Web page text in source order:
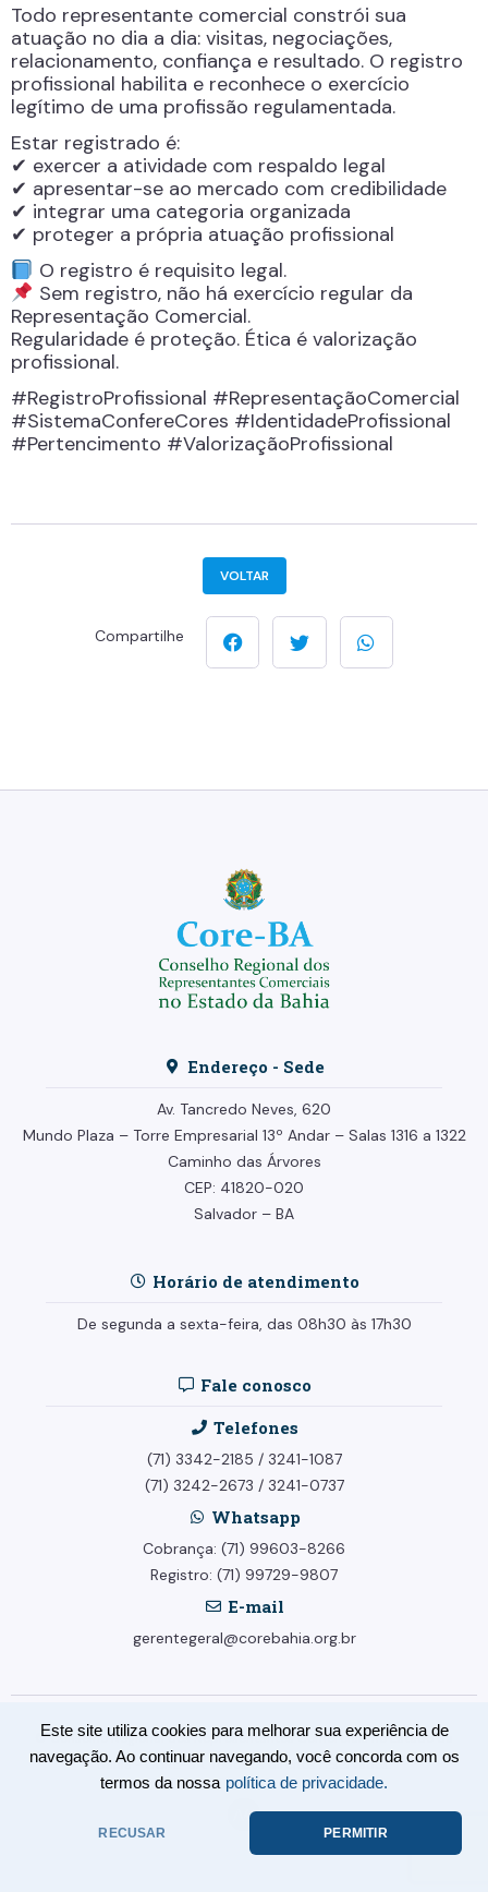
Este site utiliza cookies para melhorar sua experiência de
navegação. Ao continuar navegando, você concorda com os
termos da nossa política de privacidade.
RECUSAR PERMITIR
Todo representante comercial constrói sua
atuação no dia a dia: visitas, negociações,
relacionamento, confiança e resultado. O registro
profissional habilita e reconhece o exercício
legítimo de uma profissão regulamentada.
Estar registrado é:
✔ exercer a atividade com respaldo legal
✔ apresentar-se ao mercado com credibilidade
✔ integrar uma categoria organizada
✔ proteger a própria atuação profissional
O registro é requisito legal.
Sem registro, não há exercício regular da
Representação Comercial.
Regularidade é proteção. Ética é valorização
profissional.
#RegistroProfissional #RepresentaçãoComercial
#SistemaConfereCores #IdentidadeProfissional
#Pertencimento #ValorizaçãoProfissional
VOLTAR
Compartilhe
Endereço - Sede
Av. Tancredo Neves, 620
Mundo Plaza – Torre Empresarial 13º Andar – Salas 1316 a 1322
Caminho das Árvores
CEP: 41820-020
Salvador – BA
Horário de atendimento
De segunda a sexta-feira, das 08h30 às 17h30
Fale conosco
Telefones
(71) 3342-2185 / 3241-1087
(71) 3242-2673 / 3241-0737
Whatsapp
Cobrança: (71) 99603-8266
Registro: (71) 99729-9807
E-mail
gerentegeral@corebahia.org.br
© Conselho Regional dos Representantes Comerciais no Estado da
Bahia - CORE-BA. Todos os direitos reservados.